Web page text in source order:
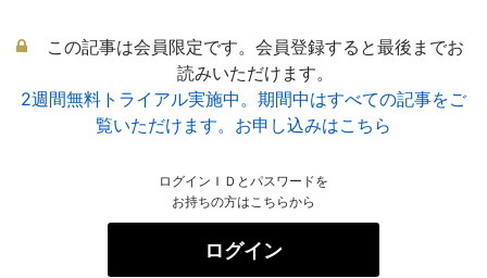
この記事は会員限定です。会員登録すると最後までお
読みいただけます。
2週間無料トライアル実施中。期間中はすべての記事をご
覧いただけます。お申し込みはこちら
ログインＩＤとパスワードを
お持ちの方はこちらから
ログイン